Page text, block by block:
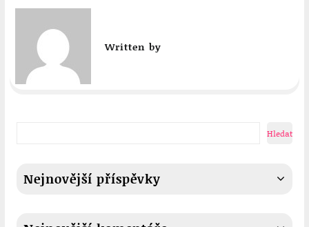
Written by
Hledat
Nejnovější příspěvky